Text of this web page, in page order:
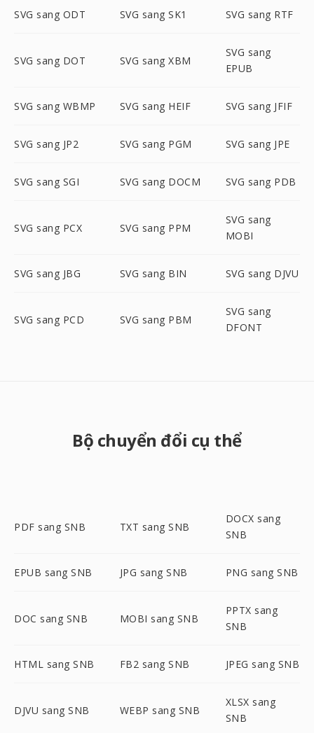
SVG sang ODT SVG sang SK1 SVG sang RTF
SVG sang DOT SVG sang XBM
SVG sang
EPUB
SVG sang WBMP SVG sang HEIF SVG sang JFIF
SVG sang JP2 SVG sang PGM SVG sang JPE
SVG sang SGI SVG sang DOCM SVG sang PDB
SVG sang PCX SVG sang PPM
SVG sang
MOBI
SVG sang JBG SVG sang BIN SVG sang DJVU
SVG sang PCD SVG sang PBM
SVG sang
DFONT
Bộ chuyển đổi cụ thể
PDF sang SNB TXT sang SNB
DOCX sang
SNB
EPUB sang SNB JPG sang SNB PNG sang SNB
DOC sang SNB MOBI sang SNB
PPTX sang
SNB
HTML sang SNB FB2 sang SNB JPEG sang SNB
DJVU sang SNB WEBP sang SNB
XLSX sang
SNB